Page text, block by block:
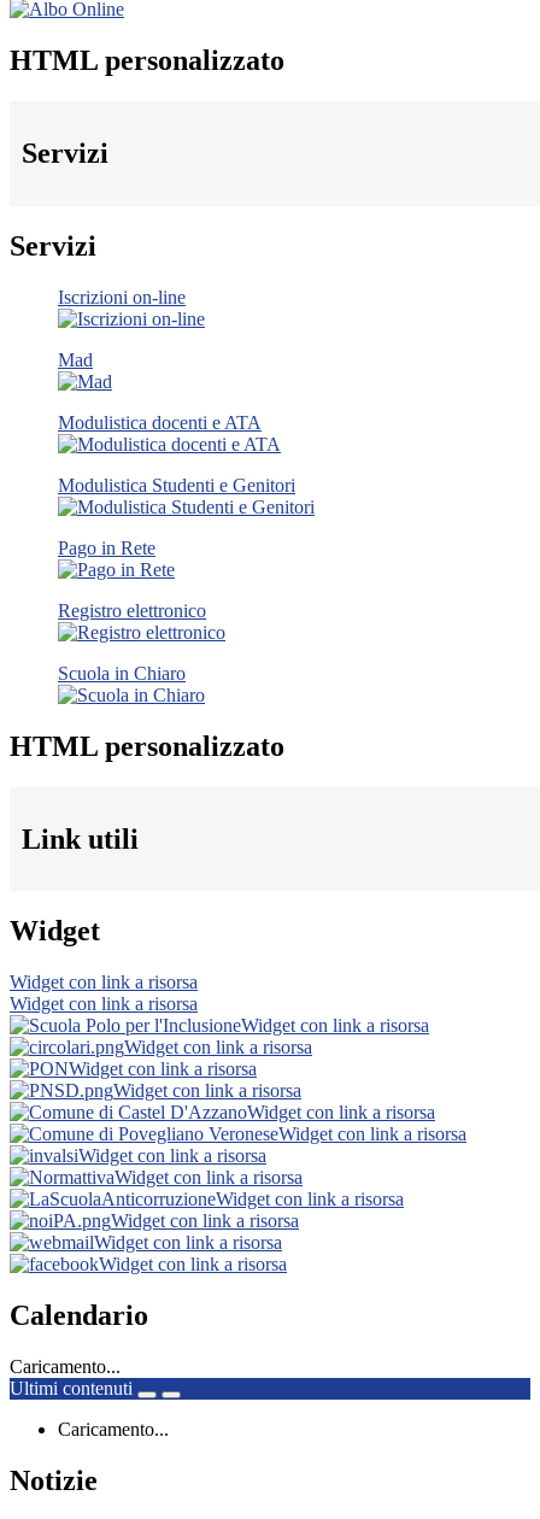
HTML personalizzato
Servizi
Servizi
Iscrizioni on-line
Mad
Modulistica docenti e ATA
Modulistica Studenti e Genitori
Pago in Rete
Registro elettronico
Scuola in Chiaro
HTML personalizzato
Link utili
Widget
Widget con link a risorsa
Widget con link a risorsa
Widget con link a risorsa
Widget con link a risorsa
Widget con link a risorsa
Widget con link a risorsa
Widget con link a risorsa
Widget con link a risorsa
Widget con link a risorsa
Widget con link a risorsa
Widget con link a risorsa
Widget con link a risorsa
Widget con link a risorsa
Widget con link a risorsa
Calendario
Caricamento...
Ultimi contenuti
Caricamento...
Notizie